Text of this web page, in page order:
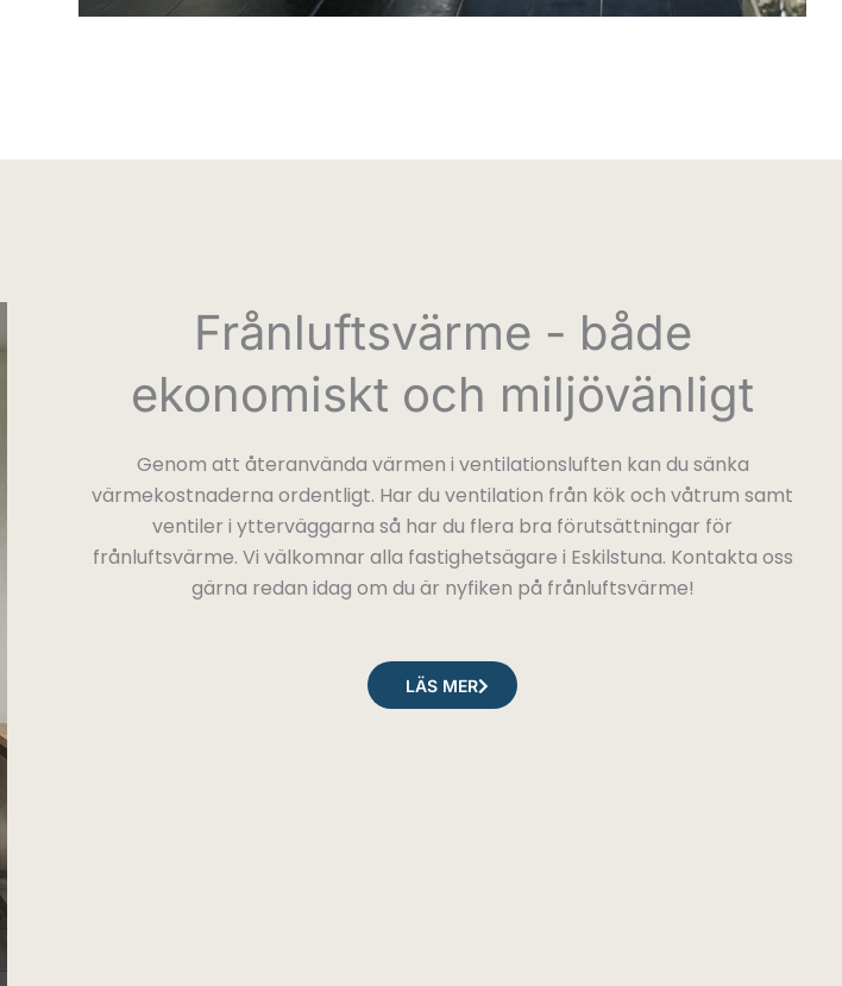
Frånluftsvärme - både
ekonomiskt och miljövänligt
Genom att återanvända värmen i ventilationsluften kan du sänka
värmekostnaderna ordentligt. Har du ventilation från kök och våtrum samt
ventiler i ytterväggarna så har du flera bra förutsättningar för
frånluftsvärme. Vi välkomnar alla fastighetsägare i Eskilstuna. Kontakta oss
gärna redan idag om du är nyfiken på frånluftsvärme!
LÄS MER